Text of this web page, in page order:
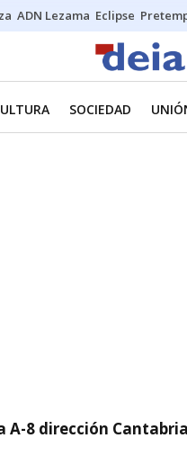
ADN Lezama Eclipse
SOCIEDAD
A-8 dirección Cantabria